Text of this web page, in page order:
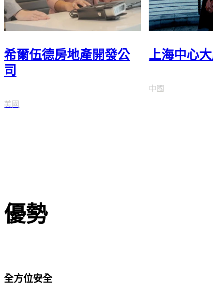
希爾伍德房地產開發公
司
美國
上海中心大
中國
優勢
全方位安全